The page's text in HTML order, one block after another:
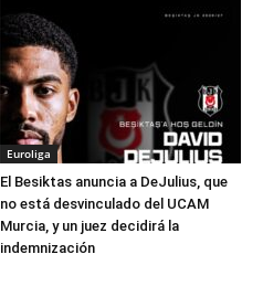
Euroliga
El Besiktas anuncia a DeJulius, que
no está desvinculado del UCAM
Murcia, y un juez decidirá la
indemnización